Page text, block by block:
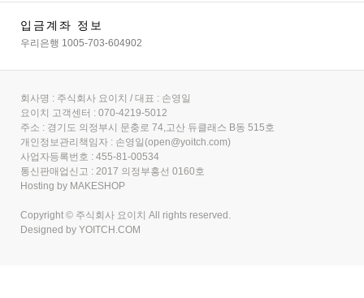
입금계좌 정보
우리은행 1005-703-604902
회사명 : 주식회사 요이치 / 대표 : 손영일
요이치 고객센터 : 070-4219-5012
주소 : 경기도 의정부시 문충로 74,고산 듀클래스 B동 515호
개인정보관리책임자 : 손영일(open@yoitch.com)
사업자등록번호 : 455-81-00534
통신판매업신고 : 2017 의정부흥선 0160호
Hosting by MAKESHOP
Copyright © 주식회사 요이치 All rights reserved.
Designed by YOITCH.COM